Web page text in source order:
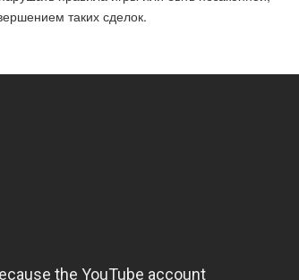
таких сделок.